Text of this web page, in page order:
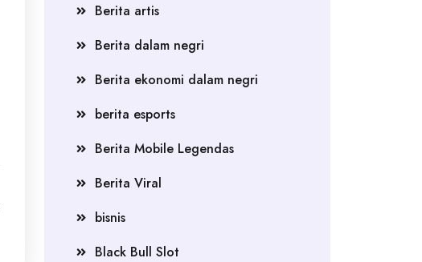
Berita artis
Berita dalam negri
Berita ekonomi dalam negri
berita esports
Berita Mobile Legendas
Berita Viral
bisnis
Black Bull Slot